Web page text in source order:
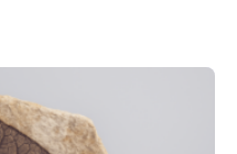
Enzyme präzise in
Prof. Dr. Ralf Erdmann
nun einen bislang
des